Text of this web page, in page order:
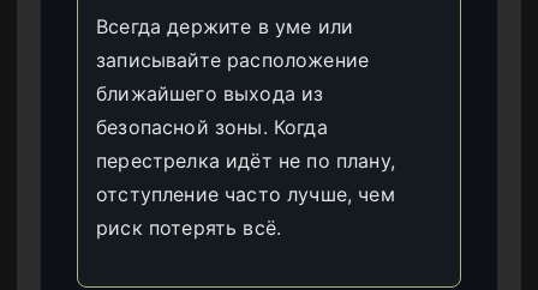
Всегда держите в уме или
записывайте расположение
ближайшего выхода из
безопасной зоны. Когда
перестрелка идёт не по плану,
отступление часто лучше, чем
риск потерять всё.